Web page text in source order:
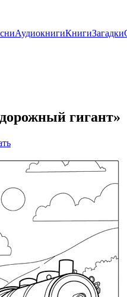
АудиокнигиКнигиЗагадки
гигант»